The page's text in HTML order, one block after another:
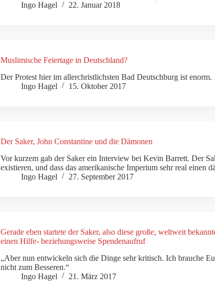
Ingo Hagel
22. Januar 2018
Muslimische Feiertage in Deutschland?
Der Protest hier im allerchristlichsten Bad Deutschburg ist enorm.
Ingo Hagel
15. Oktober 2017
Der Saker, John Constantine und die Dämonen
Vor kurzem gab der Saker ein Interview bei Kevin Barrett. Der
existieren, und dass das amerikanische Imperium sehr real einen
Ingo Hagel
27. September 2017
Gerade eben startete der Saker, also diese große, weltweit
einen Hilfe- beziehungsweise Spendenaufruf
„Aber nun entwickeln sich die Dinge sehr kritisch. Ich brauche
nicht zum Besseren.“
Ingo Hagel
21. März 2017